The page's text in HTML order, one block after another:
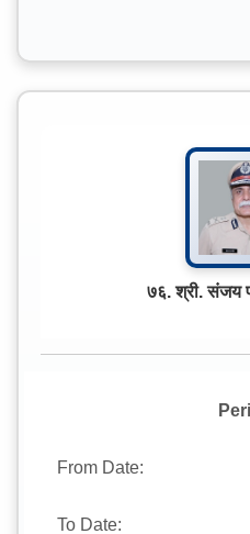
७६. श्री. संजय
From Date:
To Date: